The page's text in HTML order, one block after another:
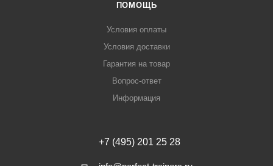
ПОМОЩЬ
Условия оплаты
Условия доставки
Гарантия на товар
Вопрос-ответ
Информация
+7 (495) 201 25 28